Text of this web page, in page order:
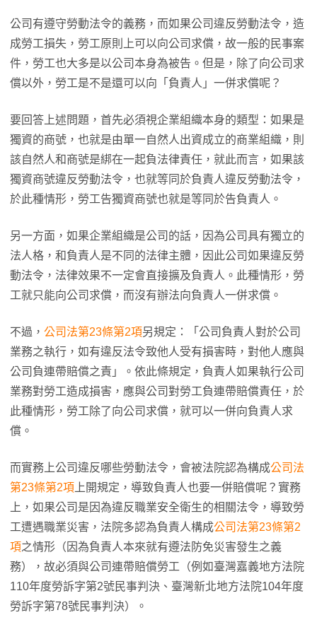
公司有遵守勞動法令的義務，而如果公司違反勞動法令，造
成勞工損失，勞工原則上可以向公司求償，故一般的民事案
件，勞工也大多是以公司本身為被告。但是，除了向公司求
償以外，勞工是不是還可以向「負責人」一併求償呢？
要回答上述問題，首先必須視企業組織本身的類型：如果是
獨資的商號，也就是由單一自然人出資成立的商業組織，則
該自然人和商號是綁在一起負法律責任，就此而言，如果該
獨資商號違反勞動法令，也就等同於負責人違反勞動法令，
於此種情形，勞工告獨資商號也就是等同於告負責人。
另一方面，如果企業組織是公司的話，因為公司具有獨立的
法人格，和負責人是不同的法律主體，因此公司如果違反勞
動法令，法律效果不一定會直接擴及負責人。此種情形，勞
工就只能向公司求償，而沒有辦法向負責人一併求償。
不過， 公司法第23條第2項另規定：「公司負責人對於公司
業務之執行，如有違反法令致他人受有損害時，對他人應與
公司負連帶賠償之責」。依此條規定，負責人如果執行公司
業務對勞工造成損害，應與公司對勞工負連帶賠償責任，於
此種情形，勞工除了向公司求償，就可以一併向負責人求
償。
而實務上公司違反哪些勞動法令，會被法院認為構成公司法
第23條第2項 上開規定，導致負責人也要一併賠償呢？實務
上，如果公司是因為違反職業安全衛生的相關法令，導致勞
工遭遇職業災害，法院多認為負責人構成公司法第23條第2
項之情形（因為負責人本來就有遵法防免災害發生之義
務），故必須與公司連帶賠償勞工（例如臺灣嘉義地方法院
110年度勞訴字第2號民事判決、臺灣新北地方法院104年度
勞訴字第78號民事判決）。